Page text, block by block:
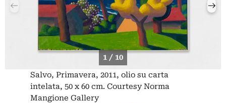
1 / 10
Salvo, Primavera, 2011, olio su carta
intelata, 50 x 60 cm. Courtesy Norma
Mangione Gallery